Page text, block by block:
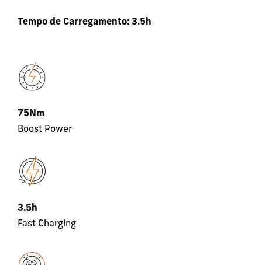
Tempo de Carregamento: 3.5h
75Nm
Boost Power
3.5h
Fast Charging